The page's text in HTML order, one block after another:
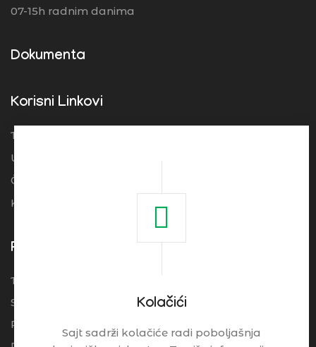
Kolačići
Sajt sadrži kolačiće radi poboljašnja
07-15h radnim danima
Dokumenta
Korisni Linkovi
Turistička organizacija Srbije
Ugostitelji
Često postavljena pitanja
Kolačići
Pogledajte
Turistički Cenrtar Brzeće
Smeštaj
Restorani